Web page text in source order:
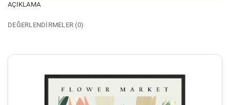
AÇIKLAMA
DEĞERLENDIRMELER (0)